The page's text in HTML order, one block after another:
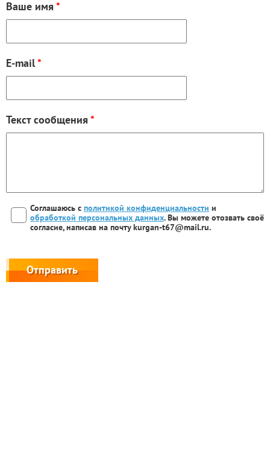
Ваше имя*
E-mail*
Текст сообщения*
Согласие*
Соглашаюсь с политикой конфиденциальности и
обработкой персональных данных. Вы можете отозвать своё
согласие, написав на почту kurgan-t67@mail.ru.